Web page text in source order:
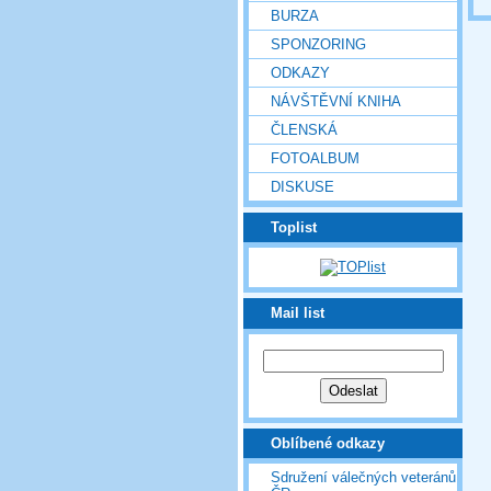
BURZA
SPONZORING
ODKAZY
NÁVŠTĚVNÍ KNIHA
ČLENSKÁ
FOTOALBUM
DISKUSE
Toplist
Mail list
Oblíbené odkazy
Sdružení válečných veteránů